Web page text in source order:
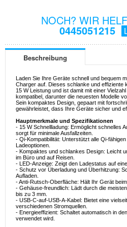
NOCH? WIR
0445051215
Beschreibung
Laden Sie Ihre Geräte schnell und bequem
Charger auf. Dieses schlanke und effiziente
15 W Leistung und ist damit mit einer
kompatibel, darunter die neuesten Modelle
Sein kompaktes Design, gepaart mit
gewährleistet, dass Ihre Geräte sicher und
Hauptmerkmale und Spezifikationen
- 15 W Schnellladung: Ermöglicht schnelles
sorgt für minimale Ausfallzeiten.
- Qi-Kompatibilität: Unterstützt alle Qi-
Ladeoptionen.
- Kompaktes und schlankes Design: Leicht
im Büro und auf Reisen.
- LED-Anzeige: Zeigt den Ladestatus auf
- Schutz vor Überladung und Überhitzung:
Aufladen.
- Anti-Rutsch-Oberfläche: Hält Ihr Gerät
- Gehäuse-freundlich: Lädt durch die
bis zu 3 mm.
- USB-C-auf-USB-A-Kabel: Bietet eine
verschiedenen Stromquellen.
- Energieeffizient: Schaltet automatisch in
verwendet wird.